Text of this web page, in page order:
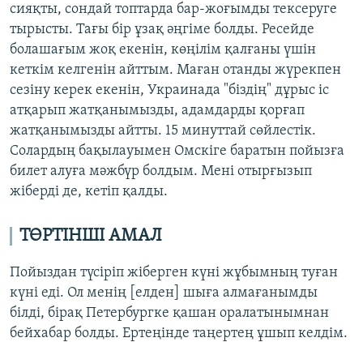
сияқты, сондай топтарда бар-жоғымды тексеруге
тырысты. Тағы бір ұзақ әңгіме болды. Ресейде
болашағым жоқ екенін, көңілім қалғаны үшін
кеткім келгенін айттым. Маған отанды жүрекпен
сезіну керек екенін, Украинада "біздің" дұрыс іс
атқарып жатқанымызды, адамдарды қорғап
жатқанымызды айтты. 15 минуттай сөйлестік.
Солардың бақылауымен Омскіге баратын пойызға
билет алуға мәжбүр болдым. Мені отырғызып
жіберді де, кетіп қалды.
ТӨРТІНШІ АМАЛ
Пойыздан түсіріп жіберген күні жұбымның туған
күні еді. Ол менің [елден] шыға алмағанымды
білді, бірақ Петербургке қашан оралатынымнан
бейхабар болды. Ертеңінде таңертең ұшып келдім.